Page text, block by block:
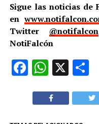
Sigue las noticias de
en
Twitter @notifalcon
NotiFalcón
Facebook
X